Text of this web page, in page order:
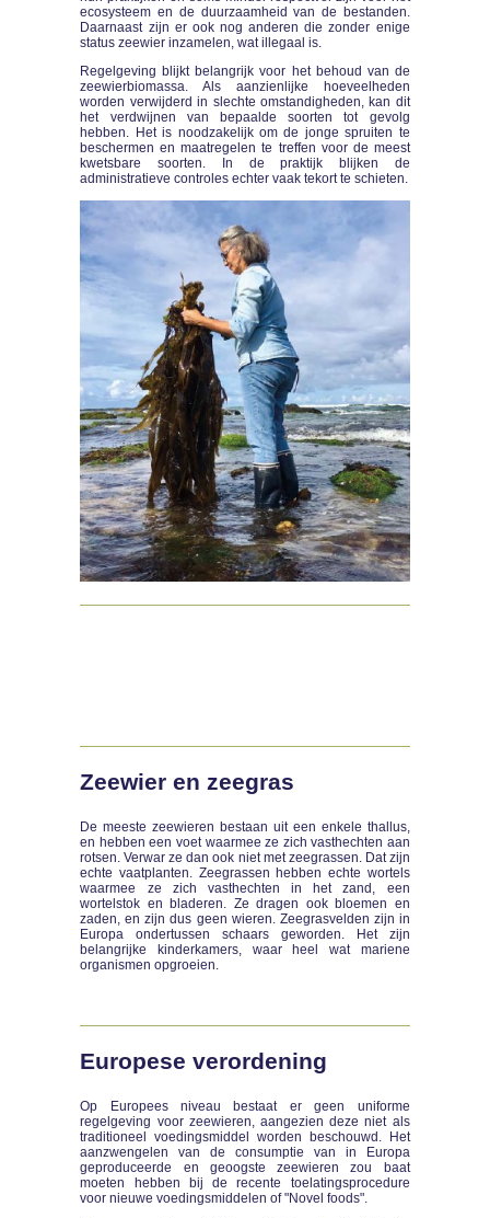
ecosysteem en de duurzaamheid van de bestanden.
Daarnaast zijn er ook nog anderen die zonder enige
status zeewier inzamelen, wat illegaal is.
Regelgeving blijkt belangrijk voor het behoud van de
zeewierbiomassa. Als aanzienlijke hoeveelheden
worden verwijderd in slechte omstandigheden, kan dit
het verdwijnen van bepaalde soorten tot gevolg
hebben. Het is noodzakelijk om de jonge spruiten te
beschermen en maatregelen te treffen voor de meest
kwetsbare soorten. In de praktijk blijken de
administratieve controles echter vaak tekort te schieten.
Zeewier en zeegras
De meeste zeewieren bestaan uit een enkele thallus,
en hebben een voet waarmee ze zich vasthechten aan
rotsen. Verwar ze dan ook niet met zeegrassen. Dat zijn
echte vaatplanten. Zeegrassen hebben echte wortels
waarmee ze zich vasthechten in het zand, een
wortelstok en bladeren. Ze dragen ook bloemen en
zaden, en zijn dus geen wieren. Zeegrasvelden zijn in
Europa ondertussen schaars geworden. Het zijn
belangrijke kinderkamers, waar heel wat mariene
organismen opgroeien.
Europese verordening
Op Europees niveau bestaat er geen uniforme
regelgeving voor zeewieren, aangezien deze niet als
traditioneel voedingsmiddel worden beschouwd. Het
aanzwengelen van de consumptie van in Europa
geproduceerde en geoogste zeewieren zou baat
moeten hebben bij de recente toelatingsprocedure
voor nieuwe voedingsmiddelen of "Novel foods".